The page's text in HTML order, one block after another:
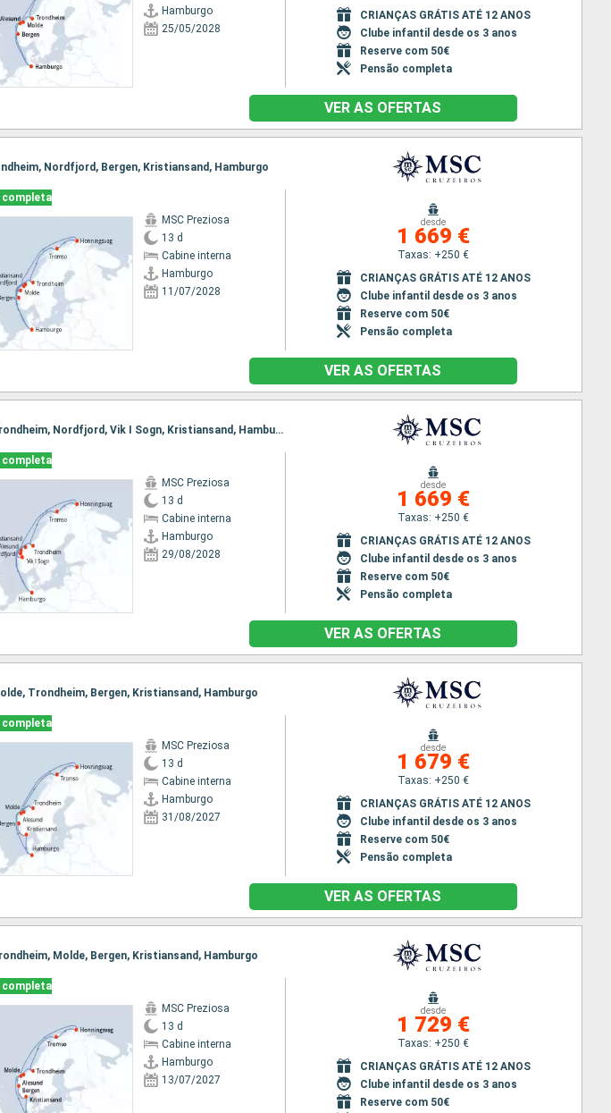
Hamburgo
25/05/2028
CRIANÇAS GRÁTIS ATÉ 12 ANOS
Clube infantil desde os 3 anos
Reserve com 50€
Pensão completa
VER AS OFERTAS
Nordfjord, Bergen, Kristiansand, Hamburgo
completa
MSC Preziosa
13 d
Cabine interna
Hamburgo
11/07/2028
desde
1 669 €
Taxas: +250 €
CRIANÇAS GRÁTIS ATÉ 12 ANOS
Clube infantil desde os 3 anos
Reserve com 50€
Pensão completa
VER AS OFERTAS
Itinerário : Hamburgo, Alesund, Honningsvag, Tromso, Trondheim, Nordfjord, Vik I Sogn, Kristiansand, Hamburgo
completa
MSC Preziosa
13 d
Cabine interna
Hamburgo
29/08/2028
desde
1 669 €
Taxas: +250 €
CRIANÇAS GRÁTIS ATÉ 12 ANOS
Clube infantil desde os 3 anos
Reserve com 50€
Pensão completa
VER AS OFERTAS
Trondheim, Bergen, Kristiansand, Hamburgo
completa
MSC Preziosa
13 d
Cabine interna
Hamburgo
31/08/2027
desde
1 679 €
Taxas: +250 €
CRIANÇAS GRÁTIS ATÉ 12 ANOS
Clube infantil desde os 3 anos
Reserve com 50€
Pensão completa
VER AS OFERTAS
Molde, Bergen, Kristiansand, Hamburgo
completa
MSC Preziosa
13 d
Cabine interna
Hamburgo
13/07/2027
desde
1 729 €
Taxas: +250 €
CRIANÇAS GRÁTIS ATÉ 12 ANOS
Clube infantil desde os 3 anos
Reserve com 50€